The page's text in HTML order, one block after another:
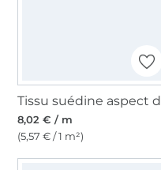
8,02 € / m
(5,57 € / 1 m²)